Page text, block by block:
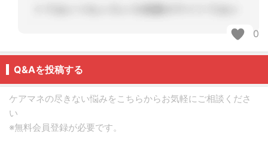
0
Q&Aを投稿する